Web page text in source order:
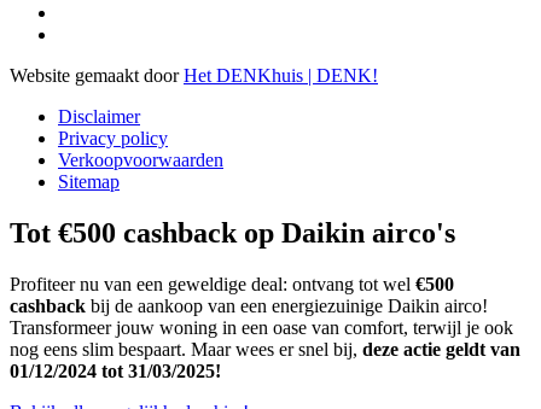
Website gemaakt doorHet DENKhuis | DENK!
Disclaimer
Privacy policy
Verkoopvoorwaarden
Sitemap
Tot €500 cashback op Daikin airco's
Profiteer nu van een geweldige deal: ontvang tot wel €500
cashback bij de aankoop van een energiezuinige Daikin airco!
Transformeer jouw woning in een oase van comfort, terwijl je ook
nog eens slim bespaart. Maar wees er snel bij, deze actie geldt van
01/12/2024 tot 31/03/2025!